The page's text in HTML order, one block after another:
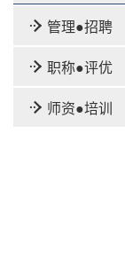
管理●招聘
职称●评优
师资●培训